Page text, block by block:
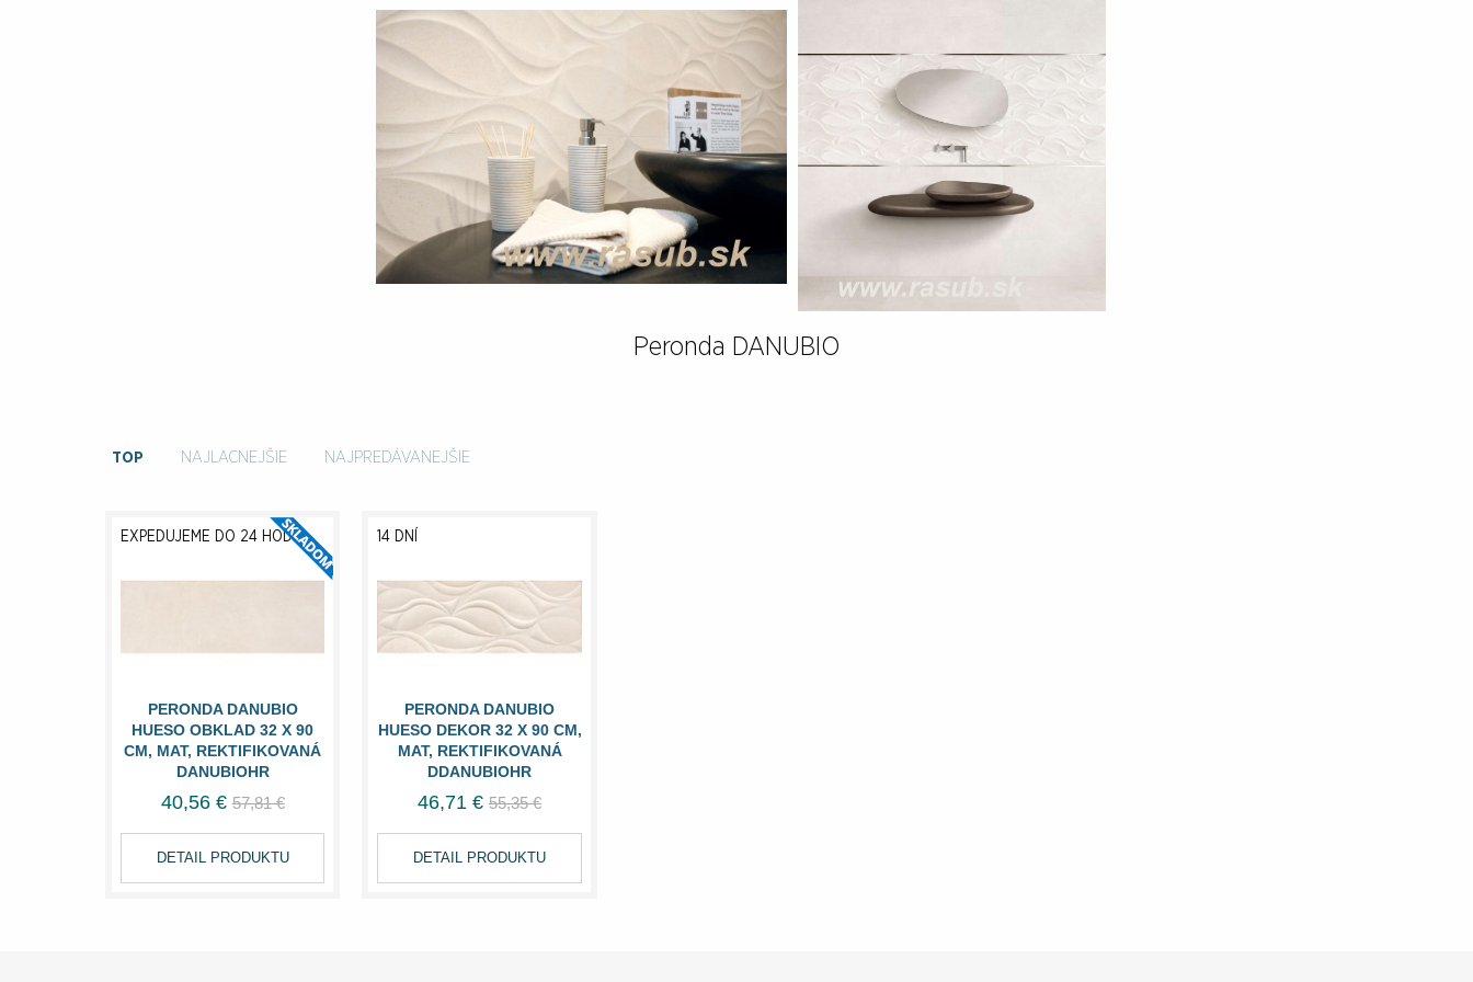
Peronda DANUBIO
TOP NAJLACNEJŠIE NAJPREDÁVANEJŠIE
PERONDA DANUBIO
HUESO OBKLAD 32 X 90
CM, MAT, REKTIFIKOVANÁ
DANUBIOHR
EXPEDUJEME DO 24 HODÍN
40,56 € 57,81 €
DETAIL PRODUKTU
PERONDA DANUBIO
HUESO DEKOR 32 X 90 CM,
MAT, REKTIFIKOVANÁ
DDANUBIOHR
14 DNÍ
46,71 € 55,35 €
DETAIL PRODUKTU